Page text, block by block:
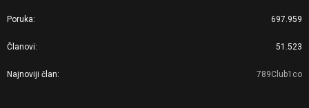
Poruka 697.959
Članovi 51.523
Najnoviji član 789Club1co